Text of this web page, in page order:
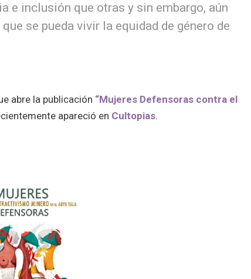
e inclusión que otras y sin embargo, aún
se pueda vivir la equidad de género de
abre la publicación “Mujeres Defensoras contra el
apareció en Cultopias.